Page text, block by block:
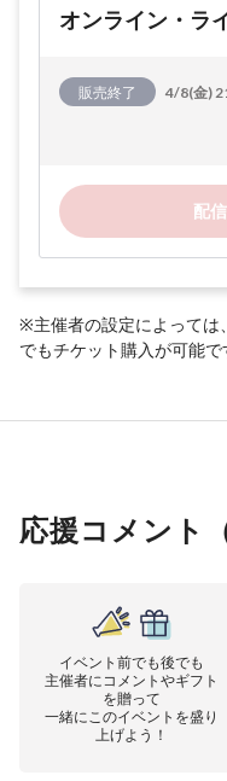
オンライン・ラ
販売終了 4/8(金)
配
※主催者の設定によっては
でもチケット購入が可能で
応援コメント
イベント前でも後でも
主催者にコメントやギフト
を贈って
一緒にこのイベントを盛り
上げよう！